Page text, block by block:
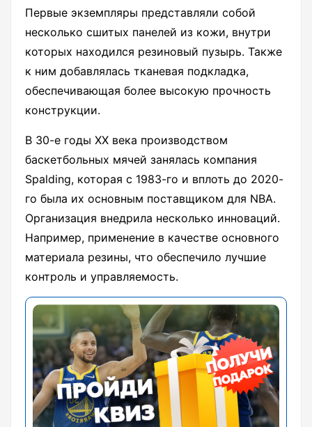
Первые экземпляры представляли собой
несколько сшитых панелей из кожи, внутри
которых находился резиновый пузырь. Также
к ним добавлялась тканевая подкладка,
обеспечивающая более высокую прочность
конструкции.
В 30-е годы XX века производством
баскетбольных мячей занялась компания
Spalding, которая с 1983-го и вплоть до 2020-
го была их основным поставщиком для NBA.
Организация внедрила несколько инноваций.
Например, применение в качестве основного
материала резины, что обеспечило лучшие
контроль и управляемость.